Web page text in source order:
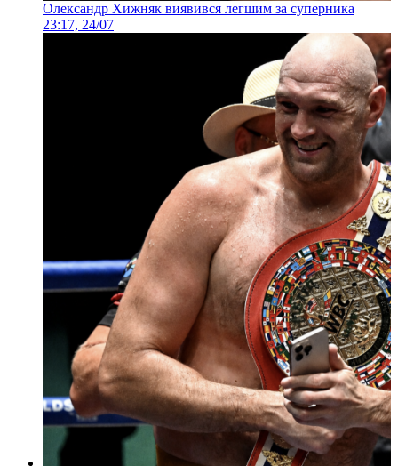
Олександр Хижняк виявився легшим за суперника
23:17, 24/07